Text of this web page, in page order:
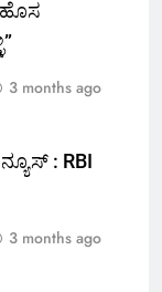
ಹೊಸ
3 months ago
: RBI
3 months ago